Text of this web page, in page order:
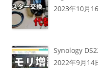
2023年10月
Synology
2022年9月14